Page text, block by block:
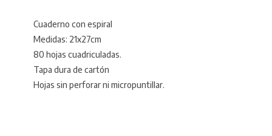
Cuaderno con espiral
Medidas: 21x27cm
80 hojas cuadriculadas.
Tapa dura de cartón
Hojas sin perforar ni micropuntillar.